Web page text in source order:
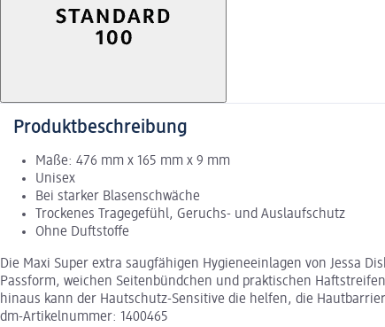
Produktbeschreibung
Maße: 476 mm x 165 mm x 9 mm
Unisex
Bei starker Blasenschwäche
Trockenes Tragegefühl, Geruchs- und Auslaufschutz
Ohne Duftstoffe
Die Maxi Super extra saugfähigen Hygieneeinlagen von Jessa
Passform, weichen Seitenbündchen und praktischen
hinaus kann der Hautschutz-Sensitive die helfen, die
dm-Artikelnummer: 1400465